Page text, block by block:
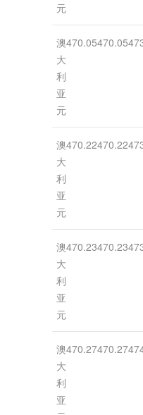
元
澳
大
利
亚
元
470.05470.05
澳
大
利
亚
元
470.22470.22
澳
大
利
亚
元
470.23470.23
澳
大
利
亚
470.27470.27